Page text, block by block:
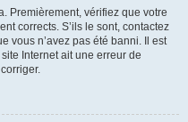
Premièrement, vérifiez que votre
corrects. S’ils le sont, contactez
vous n’avez pas été banni. Il est
Internet ait une erreur de